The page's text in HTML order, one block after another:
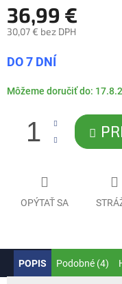
36,99 €
30,07 € bez DPH
cena:
DO 7 DNÍ
Môžeme doručiť do:
OPÝTAŤ SA
POPIS Podobné (4)